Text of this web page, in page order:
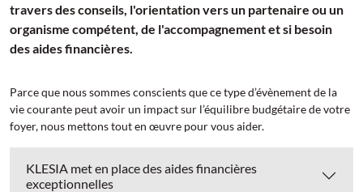
travers des conseils, l'orientation vers un partenaire ou un
organisme compétent, de l'accompagnement et si besoin
des aides financières.
Parce que nous sommes conscients que ce type d’évènement de la
vie courante peut avoir un impact sur l’équilibre budgétaire de votre
foyer, nous mettons tout en œuvre pour vous aider.
KLESIA met en place des aides financières
exceptionnelles